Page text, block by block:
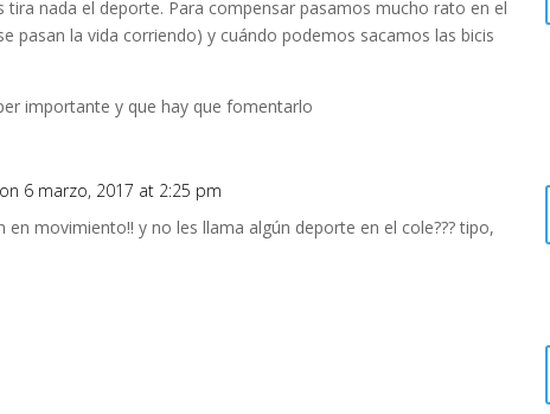
nada el deporte. Para compensar pasamos mucho rato en el
pasan la vida corriendo) y cuándo podemos sacamos las bicis
importante y que hay que fomentarlo
on 6 marzo, 2017 at 2:25 pm
movimiento!! y no les llama algún deporte en el cole??? tipo,